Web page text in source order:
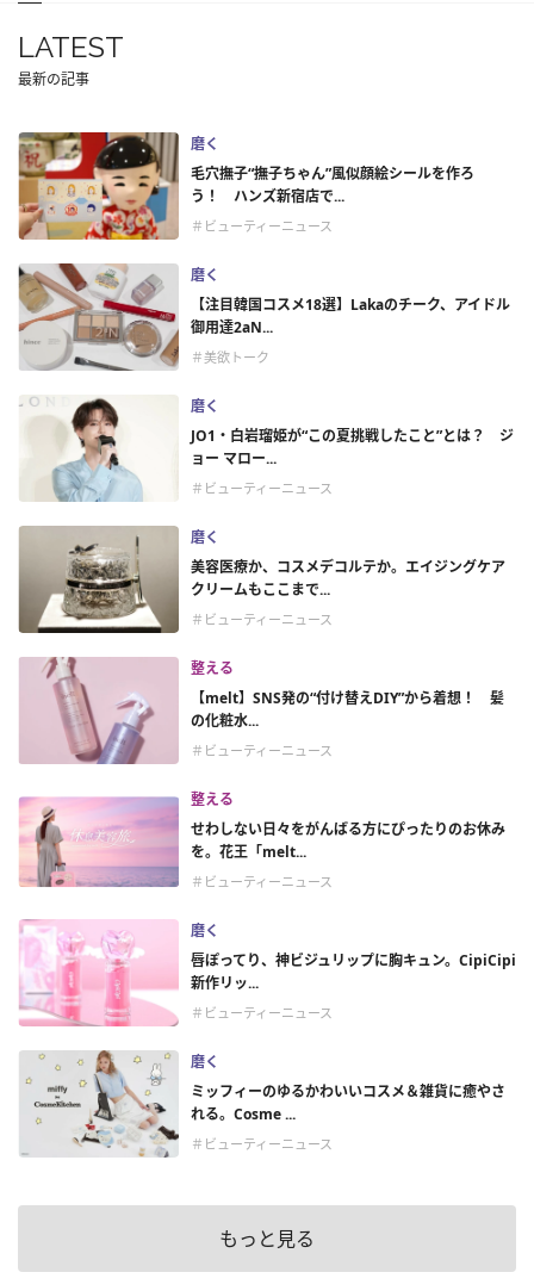
LATEST
最新の記事
磨く
毛穴撫子“撫子ちゃん”風似顔絵シールを作ろ
う！ ハンズ新宿店で...
＃ビューティーニュース
磨く
【注目韓国コスメ18選】Lakaのチーク、アイドル
御用達2aN...
＃美欲トーク
磨く
JO1・白岩瑠姫が“この夏挑戦したこと”とは？ ジ
ョー マロー...
＃ビューティーニュース
磨く
美容医療か、コスメデコルテか。エイジングケア
クリームもここまで...
＃ビューティーニュース
整える
【melt】SNS発の“付け替えDIY”から着想！ 髪
の化粧水...
＃ビューティーニュース
整える
せわしない日々をがんばる方にぴったりのお休み
を。花王「melt...
＃ビューティーニュース
磨く
唇ぽってり、神ビジュリップに胸キュン。CipiCipi
新作リッ...
＃ビューティーニュース
磨く
ミッフィーのゆるかわいいコスメ＆雑貨に癒やさ
れる。Cosme ...
＃ビューティーニュース
もっと見る